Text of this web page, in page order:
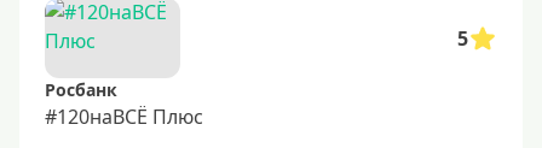
5
Росбанк
#120наВСЁ Плюс